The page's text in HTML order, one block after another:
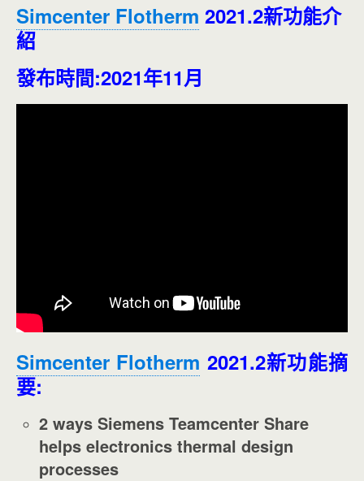
Simcenter Flotherm 2021.2新功能介
紹
發布時間:2021年11月
Simcenter Flotherm 2021.2新功能摘
要:
2 ways Siemens Teamcenter Share
helps electronics thermal design
processes